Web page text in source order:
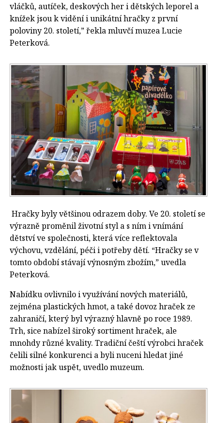
vláčků, autíček, deskových her i dětských leporel a
knížek jsou k vidění i unikátní hračky z první
poloviny 20. století,” řekla mluvčí muzea Lucie
Peterková.
Hračky byly většinou odrazem doby. Ve 20. století se
výrazně proměnil životní styl a s ním i vnímání
dětství ve společnosti, která více reflektovala
výchovu, vzdělání, péči i potřeby dětí. “Hračky se v
tomto období stávají výnosným zbožím,” uvedla
Peterková.
Nabídku ovlivnilo i využívání nových materiálů,
zejména plastických hmot, a také dovoz hraček ze
zahraničí, který byl výrazný hlavně po roce 1989.
Trh, sice nabízel široký sortiment hraček, ale
mnohdy různé kvality. Tradiční čeští výrobci hraček
čelili silné konkurenci a byli nuceni hledat jiné
možnosti jak uspět, uvedlo muzeum.